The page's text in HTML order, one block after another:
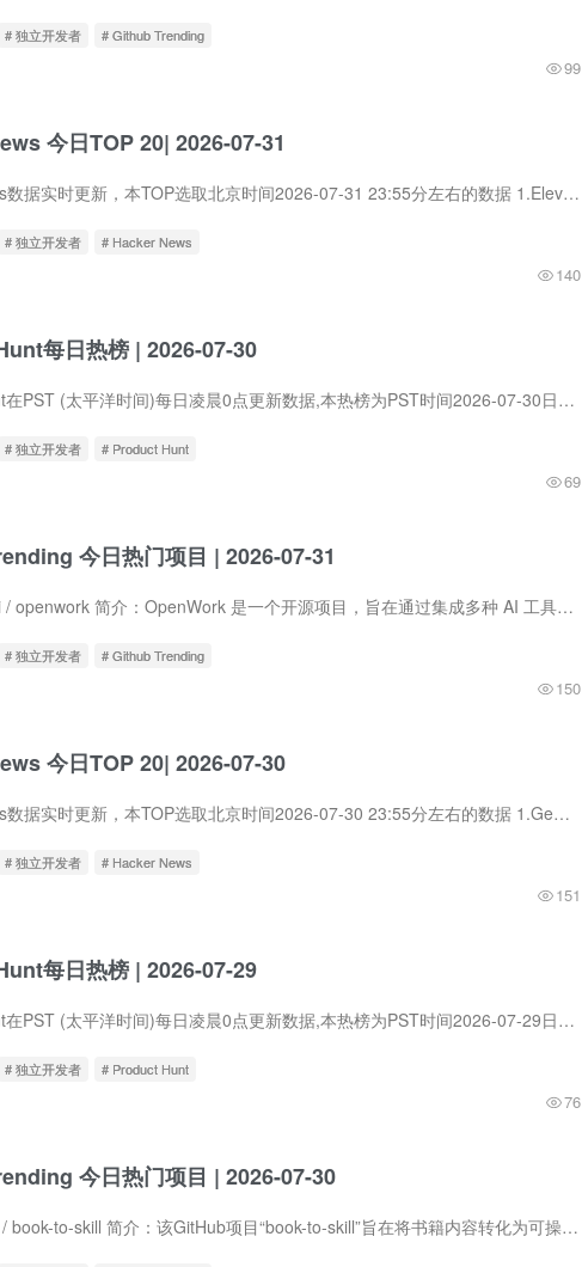
# 独立开发者 # Github Trending
99
今日TOP 20| 2026-07-31
Hacker News数据实时更新，本TOP选取北京时间2026-07-31 23:55分左右的数据 1.Elevators 中文标题：电梯 简介：该网址内容无法访问或未提供有效信息，无法进行总结。 网站: john.fun HN评论: 立...
# 独立开发者 # Hacker News
140
每日热榜 | 2026-07-30
Product Hunt在PST (太平洋时间)每日凌晨0点更新数据,本热榜为PST时间2026-07-30日的数据。 1. SKI 标语：为Claude Code、Codex等工具提供免费语音编程 介绍：我们刚做出了SKI——为Claude Code...
# 独立开发者 # Product Hunt
69
今日热门项目 | 2026-07-31
1.different-ai / openwork 简介：OpenWork 是一个开源项目，旨在通过集成多种 AI 工具（如 GPT-4、Claude 等）来提升工作效率。它提供了一个统一的界面，让用户能够同时与多个 AI 模型交互，并...
# 独立开发者 # Github Trending
150
今日TOP 20| 2026-07-30
Hacker News数据实时更新，本TOP选取北京时间2026-07-30 23:55分左右的数据 1.Gemini Robotics 2 brings whole body intelligence to robots 中文标题：Gemini Robotics 2 让机器人拥有了全身智...
# 独立开发者 # Hacker News
151
每日热榜 | 2026-07-29
Product Hunt在PST (太平洋时间)每日凌晨0点更新数据,本热榜为PST时间2026-07-29日的数据。 1. Prelint 标语：防止AI编写代码出现产品偏差 介绍：AI写代码的速度快10倍。但Prelint能确保代码正...
# 独立开发者 # Product Hunt
76
今日热门项目 | 2026-07-30
1.virgiliojr94 / book-to-skill 简介：该GitHub项目“book-to-skill”旨在将书籍内容转化为可操作的技能。它通过提取书籍中的关键概念、原则和步骤，生成结构化的学习计划、练习和评估，帮助用...